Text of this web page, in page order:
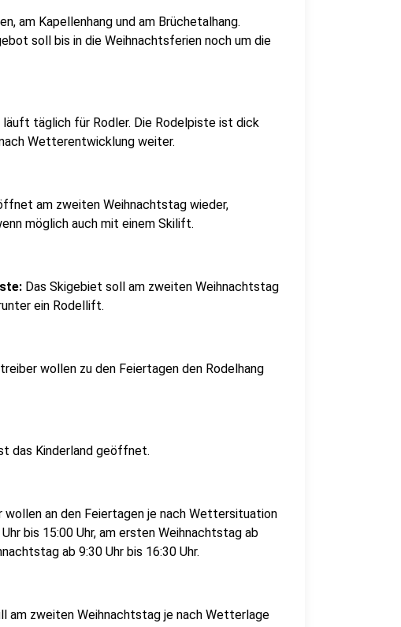
am Kapellenhang und am Brüchetalhang.
soll bis in die Weihnachtsferien noch um die
läuft täglich für Rodler. Die Rodelpiste ist dick
Wetterentwicklung weiter.
am zweiten Weihnachtstag wieder,
möglich auch mit einem Skilift.
Das Skigebiet soll am zweiten Weihnachtstag
ein Rodellift.
wollen zu den Feiertagen den Rodelhang
das Kinderland geöffnet.
wollen an den Feiertagen je nach Wettersituation
bis 15:00 Uhr, am ersten Weihnachtstag ab
ab 9:30 Uhr bis 16:30 Uhr.
am zweiten Weihnachtstag je nach Wetterlage